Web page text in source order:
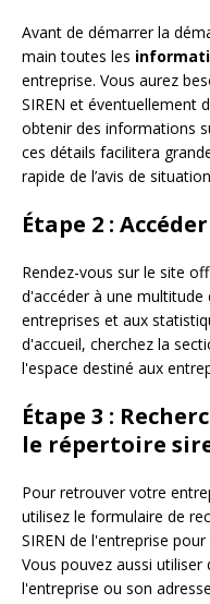
Avant de démarrer la
main toutes les
entreprise. Vous aurez
SIREN et éventuellement
obtenir des informations
ces détails facilitera
rapide de l’avis de
Étape 2 :
Rendez-vous sur le site
d'accéder à une multitude
entreprises et aux
d'accueil, cherchez la
l'espace destiné aux
Étape 3 :
le répertoire
Pour retrouver votre
utilisez le formulaire de
SIREN de l'entreprise
Vous pouvez aussi
l'entreprise ou son